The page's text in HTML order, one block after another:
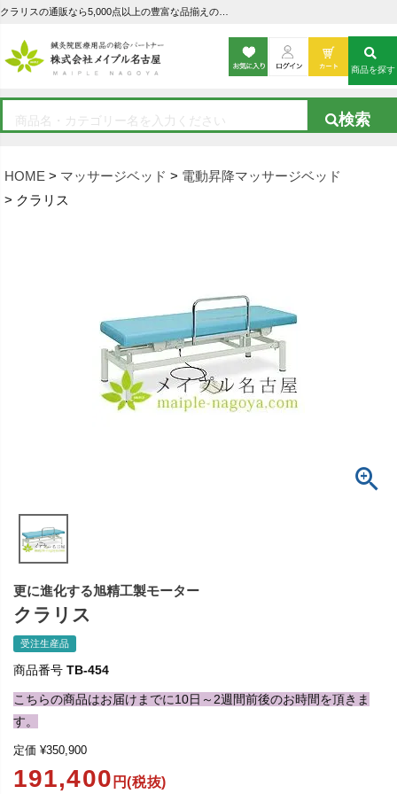
HOME マッサージベッド
電動昇降マッサージベッド
クラリス
商品を探す
更に進化する旭精工製モーター
クラリス
受注生産品
商品番号 TB-454
こちらの商品はお届けまでに10日～2週間前後のお時間を頂きま
す。
定価 ¥350,900
191,400 円(税抜)